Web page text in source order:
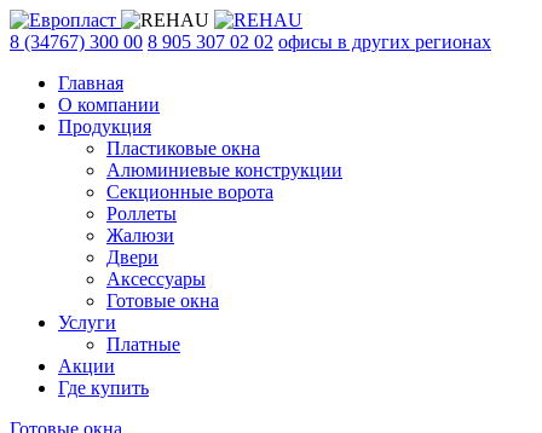
8 (34767) 300 00 8 905 307 02 02 офисы в других регионах
Главная
О компании
Продукция
Пластиковые окна
Алюминиевые конструкции
Секционные ворота
Роллеты
Жалюзи
Двери
Аксессуары
Готовые окна
Услуги
Платные
Акции
Где купить
Готовые окна